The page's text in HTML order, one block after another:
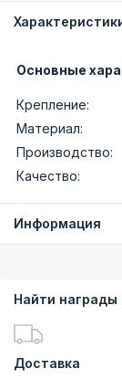
Основные
Крепление:
Материал:
Производство:
Качество:
Информация
Найти награды
Доставка